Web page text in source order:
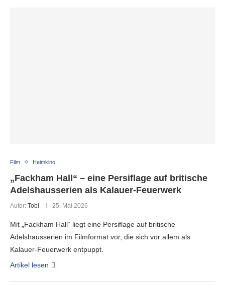
Film Heimkino
„Fackham Hall“ – eine Persiflage auf britische
Adelshausserien als Kalauer-Feuerwerk
Autor: Tobi 25. Mai 2026
Mit „Fackham Hall“ liegt eine Persiflage auf britische
Adelshausserien im Filmformat vor, die sich vor allem als
Kalauer-Feuerwerk entpuppt.
Artikel lesen